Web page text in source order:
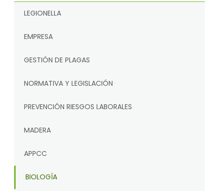
LEGIONELLA
EMPRESA
GESTIÓN DE PLAGAS
NORMATIVA Y LEGISLACIÓN
PREVENCIÓN RIESGOS LABORALES
MADERA
APPCC
BIOLOGÍA